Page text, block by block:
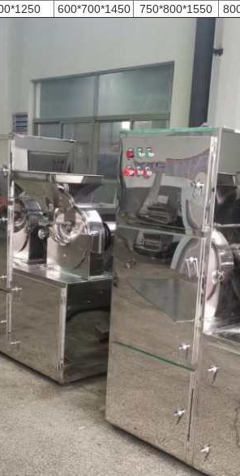
600*700*1450 750*800*1550